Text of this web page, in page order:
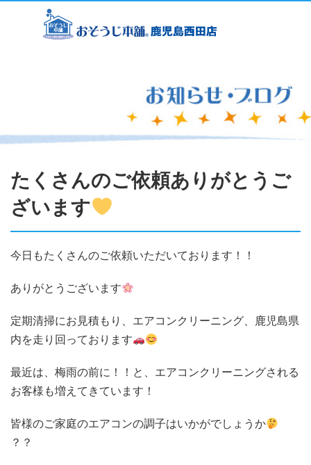
たくさんのご依頼ありがとうご
ざいます
今日もたくさんのご依頼いただいております！！
ありがとうございます
定期清掃にお見積もり、エアコンクリーニング、鹿児島県
内を走り回っております
最近は、梅雨の前に！！と、エアコンクリーニングされる
お客様も増えてきています！
皆様のご家庭のエアコンの調子はいかがでしょうか
？？